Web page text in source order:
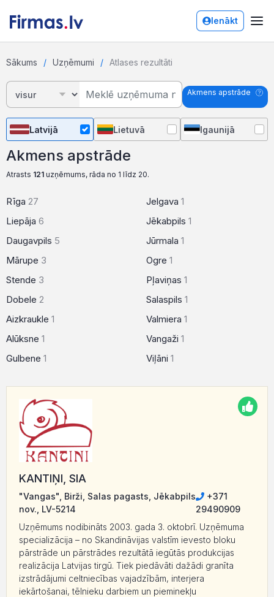
Ienākt
Sākums Uzņēmumi Atlases rezultāti
Akmens apstrāde
Latvijā Lietuvā Igaunijā
Akmens apstrāde
Atrasts 121 uzņēmums, rāda no 1 līdz 20.
Rīga 27
Liepāja 6
Daugavpils 5
Mārupe 3
Stende 3
Dobele 2
Aizkraukle 1
Alūksne 1
Gulbene 1
Jelgava 1
Jēkabpils 1
Jūrmala 1
Ogre 1
Pļaviņas 1
Salaspils 1
Valmiera 1
Vangaži 1
Viļāni 1
KANTIŅI, SIA
"Vangas", Birži, Salas pagasts, Jēkabpils
nov., LV-5214
+371
29490909
Uzņēmums nodibināts 2003. gada 3. oktobrī. Uzņēmuma
specializācija – no Skandināvijas valstīm ievesto bloku
pārstrāde un pārstrādes rezultātā iegūtās produkcijas
realizācija Latvijas tirgū. Tiek piedāvāti dažādi granīta
izstrādājumi celtniecības vajadzībām, interjera
iekārtošanai, tēlnieku darbiem un pieminekļu